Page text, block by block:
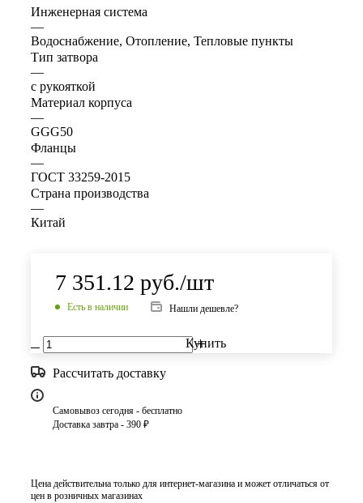
Инженерная система
—
Водоснабжение, Отопление, Тепловые пункты
Тип затвора
—
с рукояткой
Материал корпуса
—
GGG50
Фланцы
—
ГОСТ 33259-2015
Страна производства
—
Китай
7 351.12 руб./шт
Есть в наличии Нашли дешевле?
Купить
Рассчитать доставку
Самовывоз сегодня - бесплатно
Доставка завтра - 390 ₽
Цена действительна только для интернет-магазина и может отличаться от
цен в розничных магазинах